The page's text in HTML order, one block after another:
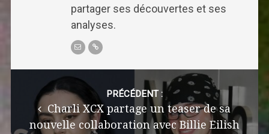
partager ses découvertes et ses
analyses.
navigation
PRÉCÉDENT :
Charli XCX partage un teaser de sa
nouvelle collaboration avec Billie Eilish